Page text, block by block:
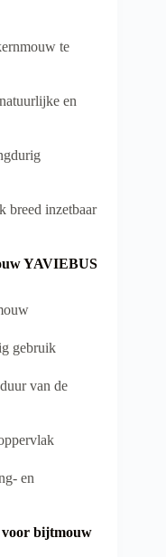
te
en
breed inzetbaar
YAVIEBUS
gebruik
van de
en
bijtmouw